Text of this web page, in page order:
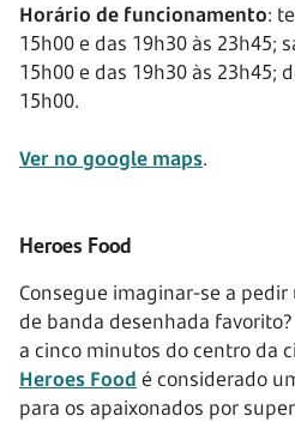
Horário de funcionamento:
15h00 e das 19h30 às 23h45;
15h00 e das 19h30 às 23h45;
15h00.
Ver no google maps.
Heroes Food
Consegue imaginar-se a
de banda desenhada
a cinco minutos do centro da
Heroes Food é considerado
para os apaixonados por